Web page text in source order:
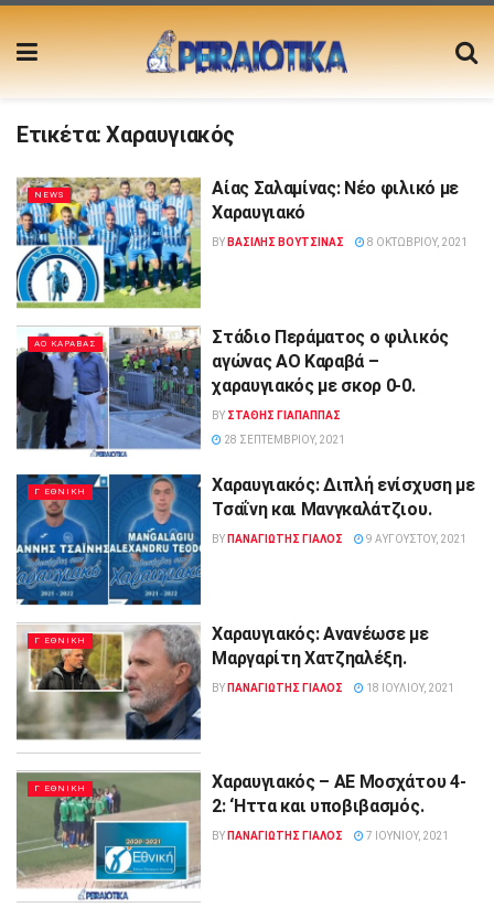
Ετικέτα:Χαραυγιακός
NEWS
Αίας Σαλαμίνας: Νέο φιλικό με
Χαραυγιακό
BY ΒΑΣΙΛΗΣ ΒΟΥΤΣΙΝΑΣ 8 ΟΚΤΩΒΡΊΟΥ, 2021
ΑΟ ΚΑΡΑΒΑΣ
Στάδιο Περάματος o φιλικός
αγώνας ΑΟ Καραβά –
χαραυγιακός με σκορ 0-0.
BY ΣΤΑΘΗΣ ΓΊΑΠΑΠΠΑΣ
28 ΣΕΠΤΕΜΒΡΊΟΥ, 2021
Γ ΕΘΝΙΚΗ
Χαραυγιακός: Διπλή ενίσχυση με
Τσαΐνη και Μανγκαλάτζιου.
BY ΠΑΝΑΓΙΩΤΗΣ ΓΙΑΛΟΣ 9 ΑΥΓΟΎΣΤΟΥ, 2021
Γ ΕΘΝΙΚΗ
Χαραυγιακός: Ανανέωσε με
Μαργαρίτη Χατζηαλέξη.
BY ΠΑΝΑΓΙΩΤΗΣ ΓΙΑΛΟΣ 18 ΙΟΥΛΊΟΥ, 2021
Γ ΕΘΝΙΚΗ
Χαραυγιακός – ΑΕ Μοσχάτου 4-
2: ‘Hττα και υποβιβασμός.
BY ΠΑΝΑΓΙΩΤΗΣ ΓΙΑΛΟΣ 7 ΙΟΥΝΊΟΥ, 2021